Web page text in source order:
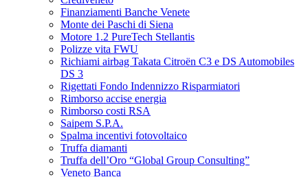
Finanziamenti Banche Venete
Monte dei Paschi di Siena
Motore 1.2 PureTech Stellantis
Polizze vita FWU
Richiami airbag Takata Citroën C3 e DS Automobiles
DS 3
Rigettati Fondo Indennizzo Risparmiatori
Rimborso accise energia
Rimborso costi RSA
Saipem S.P.A.
Spalma incentivi fotovoltaico
Truffa diamanti
Truffa dell’Oro “Global Group Consulting”
Veneto Banca